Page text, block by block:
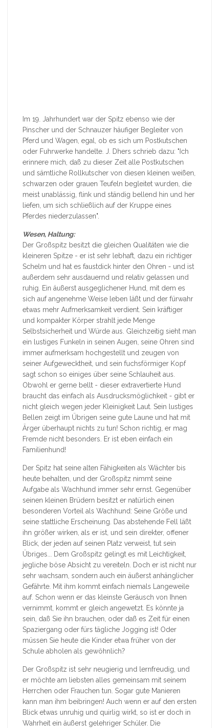
Im 19. Jahrhundert war der Spitz ebenso wie der
Pinscher und der Schnauzer häufiger Begleiter von
Pferd und Wagen, egal, ob es sich um Postkutschen
oder Fuhrwerke handelte. J. Dhers schrieb dazu: "Ich
erinnere mich, daß zu dieser Zeit alle Postkutschen
und sämtliche Rollkutscher von diesen kleinen weißen,
schwarzen oder grauen Teufeln begleitet wurden, die
meist unablässig, flink und ständig bellend hin und her
liefen, um sich schließlich auf der Kruppe eines
Pferdes niederzulassen".
Wesen, Haltung:
Der Großspitz besitzt die gleichen Qualitäten wie die
kleineren Spitze - er ist sehr lebhaft, dazu ein richtiger
Schelm und hat es faustdick hinter den Ohren - und ist
außerdem sehr ausdauernd und relativ gelassen und
ruhig. Ein äußerst ausgeglichener Hund, mit dem es
sich auf angenehme Weise leben läßt und der fürwahr
etwas mehr Aufmerksamkeit verdient. Sein kräftiger
und kompakter Körper strahlt jede Menge
Selbstsicherheit und Würde aus. Gleichzeitig sieht man
ein lustiges Funkeln in seinen Augen, seine Ohren sind
immer aufmerksam hochgestellt und zeugen von
seiner Aufgewecktheit, und sein fuchsförmiger Kopf
sagt schon so einiges über seine Schlauheit aus.
Obwohl er gerne bellt - dieser extravertierte Hund
braucht das einfach als Ausdrucksmöglichkeit - gibt er
nicht gleich wegen jeder Kleinigkeit Laut. Sein lustiges
Bellen zeigt im Übrigen seine gute Laune und hat mit
Ärger überhaupt nichts zu tun! Schon richtig, er mag
Fremde nicht besonders. Er ist eben einfach ein
Familienhund!
Der Spitz hat seine alten Fähigkeiten als Wächter bis
heute behalten, und der Großspitz nimmt seine
Aufgabe als Wachhund immer sehr ernst. Gegenüber
seinen kleinen Brüdern besitzt er natürlich einen
besonderen Vorteil als Wachhund: Seine Größe und
seine stattliche Erscheinung. Das abstehende Fell läßt
ihn größer wirken, als er ist, und sein direkter, offener
Blick, der jeden auf seinen Platz verweist, tut sein
Übriges... Dem Großspitz gelingt es mit Leichtigkeit,
jegliche böse Absicht zu vereiteln. Doch er ist nicht nur
sehr wachsam, sondern auch ein äußerst anhänglicher
Gefährte. Mit ihm kommt einfach niemals Langeweile
auf. Schon wenn er das kleinste Geräusch von Ihnen
vernimmt, kommt er gleich angewetzt. Es könnte ja
sein, daß Sie ihn brauchen, oder daß es Zeit für einen
Spaziergang oder fürs tägliche Jogging ist! Oder
müssen Sie heute die Kinder etwa früher von der
Schule abholen als gewöhnlich?
Der Großspitz ist sehr neugierig und lernfreudig, und
er möchte am liebsten alles gemeinsam mit seinem
Herrchen oder Frauchen tun. Sogar gute Manieren
kann man ihm beibringen! Auch wenn er auf den ersten
Blick etwas unruhig und quirlig wirkt, so ist er doch in
Wahrheit ein äußerst gelehriger Schüler. Die